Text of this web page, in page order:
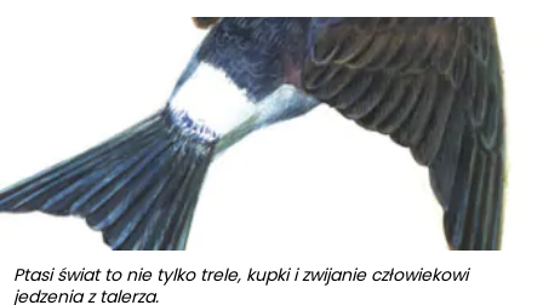
Ptasi świat to nie tylko trele, kupki i zwijanie człowiekowi
jedzenia z talerza.